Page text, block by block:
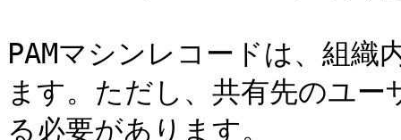
PAMマシンレコードは、組
ます。ただし、共有先のユー
る必要があります。